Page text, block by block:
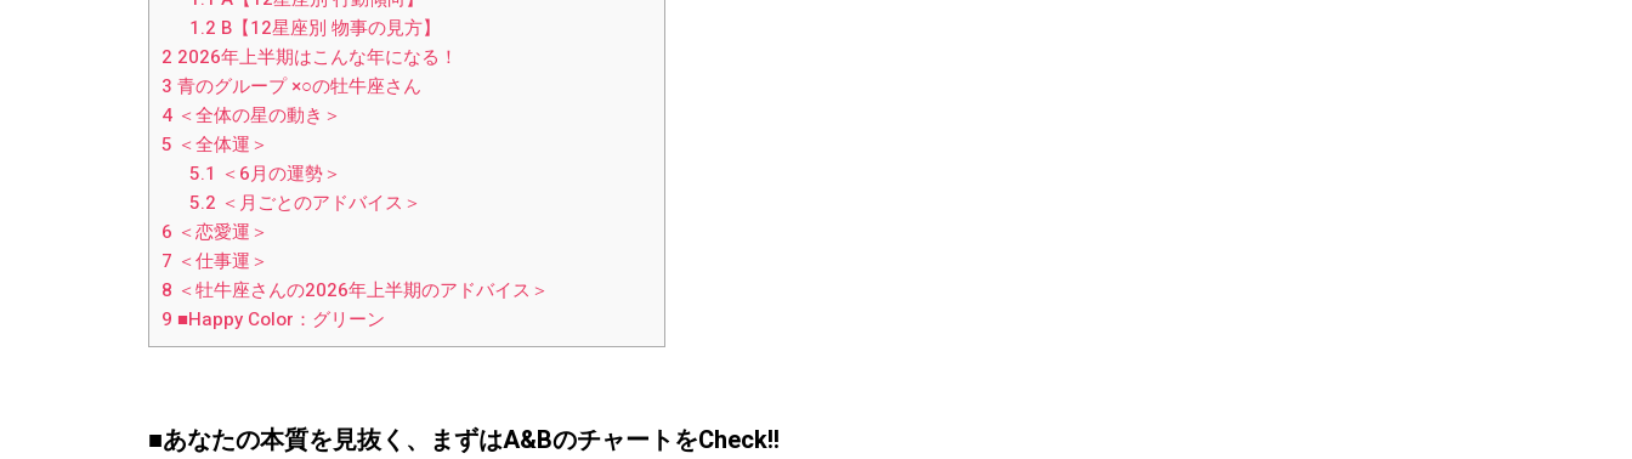
1.2 B【12星座別 物事の見方】
2 2026年上半期はこんな年になる！
3 青のグループ ×○の牡牛座さん
4 ＜全体の星の動き＞
5 ＜全体運＞
5.1 ＜6月の運勢＞
5.2 ＜月ごとのアドバイス＞
6 ＜恋愛運＞
7 ＜仕事運＞
8 ＜牡牛座さんの2026年上半期のアドバイス＞
9 ■Happy Color：グリーン
■あなたの本質を見抜く、まずはA&BのチャートをCheck!!